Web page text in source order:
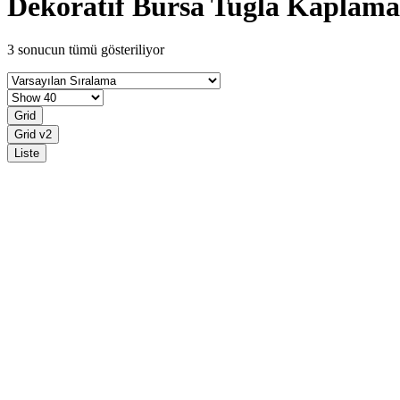
3 sonucun tümü gösteriliyor
Grid
Grid v2
Liste